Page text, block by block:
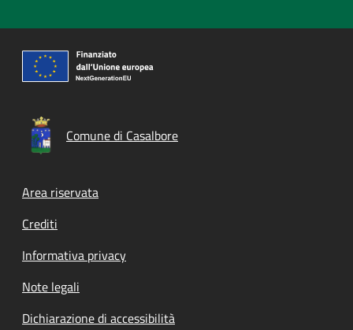
Comune di Casalbore
Footer menu
Area riservata
Crediti
Informativa privacy
Note legali
Dichiarazione di accessibilità